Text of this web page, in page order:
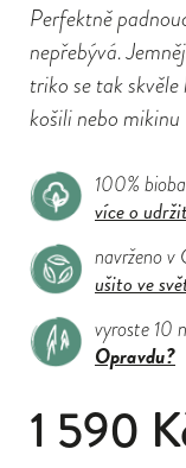
Perfektně
nepřebývá.
triko se tak
košili nebo
100%
více o
navrženo v
ušito ve
vyroste 10
Opravdu?
1 590